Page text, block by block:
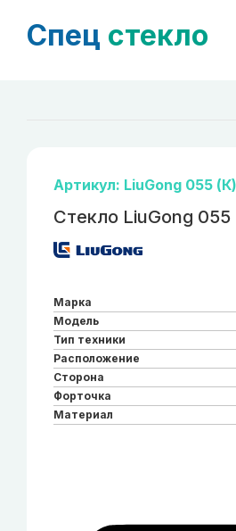
Спец стекло
Артикул: LiuGong 055 (К)
Стекло LiuGong 055
Марка
Модель
Тип техники
Расположение
Сторона
Форточка
Материал